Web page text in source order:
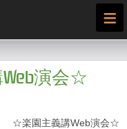
≡
演会☆
☆楽園主義講Web演会☆